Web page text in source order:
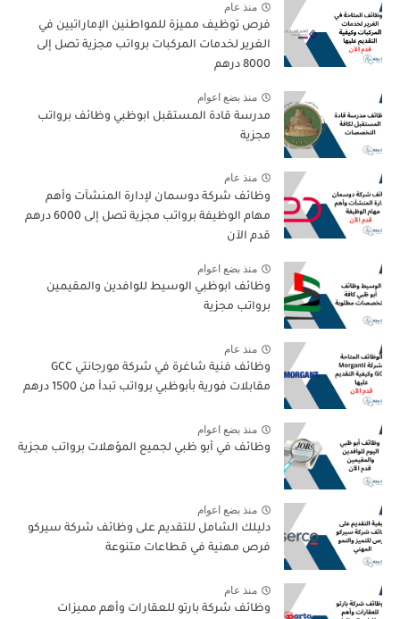
منذ عام
فرص توظيف مميزة للمواطنين الإماراتيين في
الغرير لخدمات المركبات برواتب مجزية تصل إلى
8000 درهم
منذ بضع اعوام
مدرسة قادة المستقبل ابوظبي وظائف برواتب
مجزية
منذ عام
وظائف شركة دوسمان لإدارة المنشآت وأهم
مهام الوظيفة برواتب مجزية تصل إلى 6000 درهم
قدم الآن
منذ بضع اعوام
وظائف ابوظبي الوسيط للوافدين والمقيمين
برواتب مجزية
منذ عام
وظائف فنية شاغرة في شركة مورجانتي GCC
مقابلات فورية بأبوظبي برواتب تبدأ من 1500 درهم
منذ بضع اعوام
وظائف في أبو ظبي لجميع المؤهلات برواتب مجزية
منذ بضع اعوام
دليلك الشامل للتقديم على وظائف شركة سيركو
فرص مهنية في قطاعات متنوعة
منذ عام
وظائف شركة بارتو للعقارات وأهم مميزات